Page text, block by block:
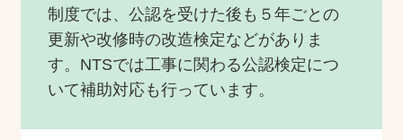
制度では、公認を受けた後も５年ごとの
更新や改修時の改造検定などがありま
す。NTSでは工事に関わる公認検定につ
いて補助対応も行っています。